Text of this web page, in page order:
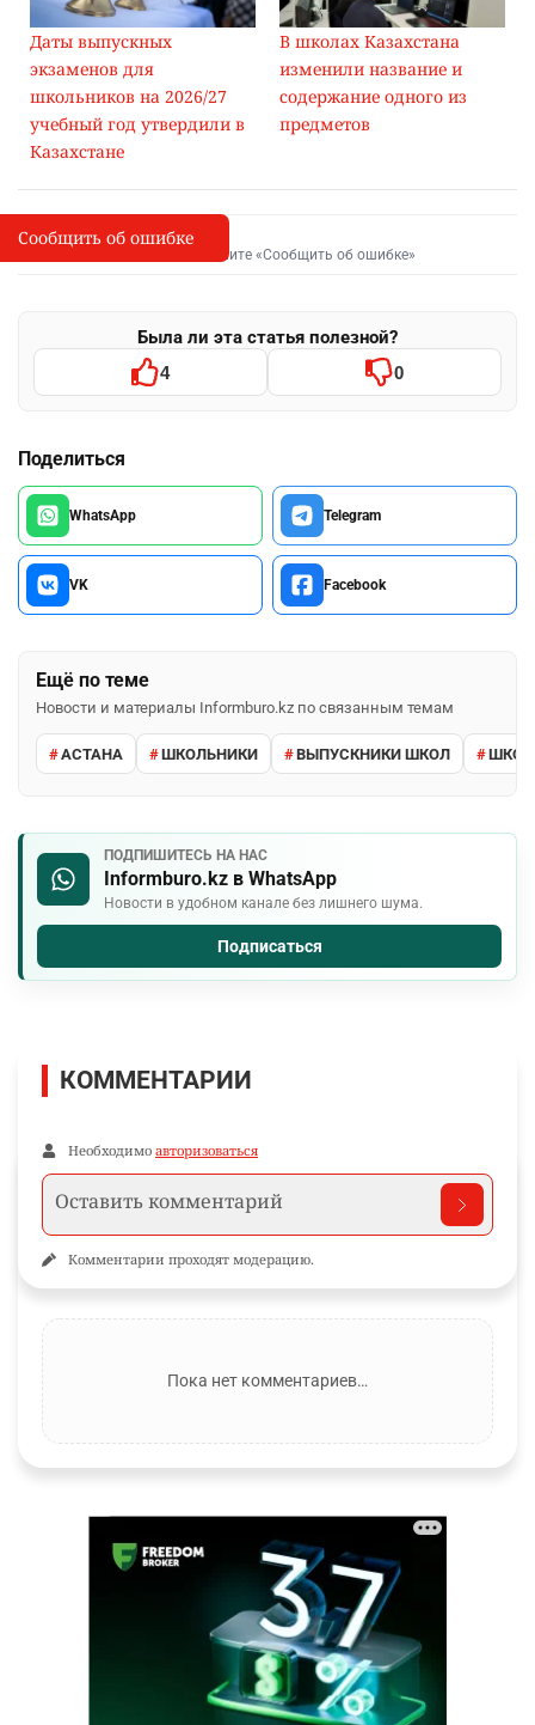
Даты выпускных
экзаменов для
школьников на 2026/27
учебный год утвердили в
Казахстане
В школах Казахстана
изменили название и
содержание одного из
предметов
I
Сообщить об опечатке
Выделите фрагмент и нажмите «Сообщить об ошибке»
Была ли эта статья полезной?
4 0
Поделиться
WhatsApp Telegram
VK Facebook
Ещё по теме
Новости и материалы Informburo.kz по связанным темам
АСТАНА ШКОЛЬНИКИ ВЫПУСКНИКИ ШКОЛ
ПОДПИШИТЕСЬ НА НАС
Informburo.kz в WhatsApp
Новости в удобном канале без лишнего шума.
Подписаться
Сообщить об ошибке
КОММЕНТАРИИ
Необходимо авторизоваться
Комментарии проходят модерацию.
Пока нет комментариев…